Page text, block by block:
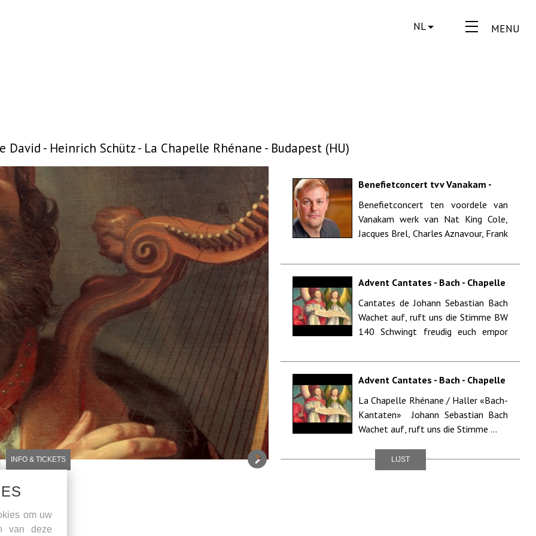
MENU
NL
David - Heinrich Schütz - La Chapelle Rhénane - Budapest (HU)
Benefietconcert tvv Vanakam -
Bijloke Gent
Benefietconcert ten voordele van
Vanakam werk van Nat King Cole,
Jacques Brel, Charles Aznavour, Frank
Advent Cantates - Bach - Chapelle
Toulouse (FR)
Cantates de Johann Sebastian Bach
Wachet auf, ruft uns die Stimme BW
140 Schwingt freudig euch empor
Advent Cantates - Bach - Chapelle
Wiener Konzerthaus - Wenen
(AUT)
La Chapelle Rhénane / Haller «Bach-
Kantaten» Johann Sebastian Bach
Wachet auf, ruft uns die Stimme ...
LIJST
INFO & TICKETS
om uw
van deze